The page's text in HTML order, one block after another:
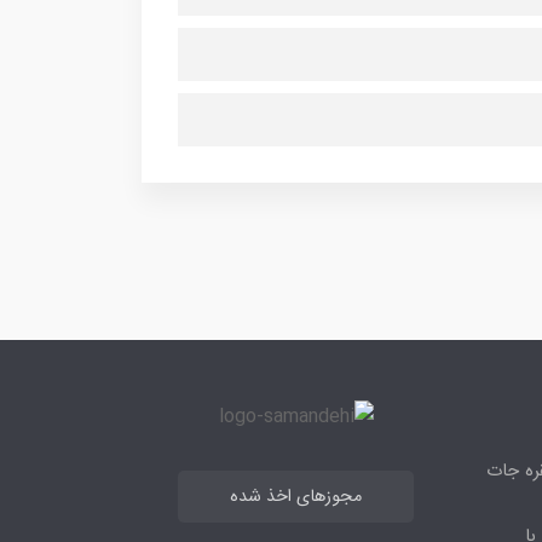
جات
مجوزهای اخذ شده